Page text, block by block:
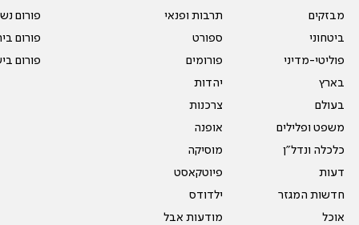
מבזקים
ביטחוני
פוליטי-מדיני
בארץ
בעולם
משפט ופלילים
כלכלה ונדל"ן
דעות
חדשות המגזר
אוכל
תרבות ופנאי
ספורט
פורומים
יהדות
צרכנות
אופנה
מוסיקה
פיוטקאסט
ילדודס
מודעות אבל
פורום
פורום
פורום